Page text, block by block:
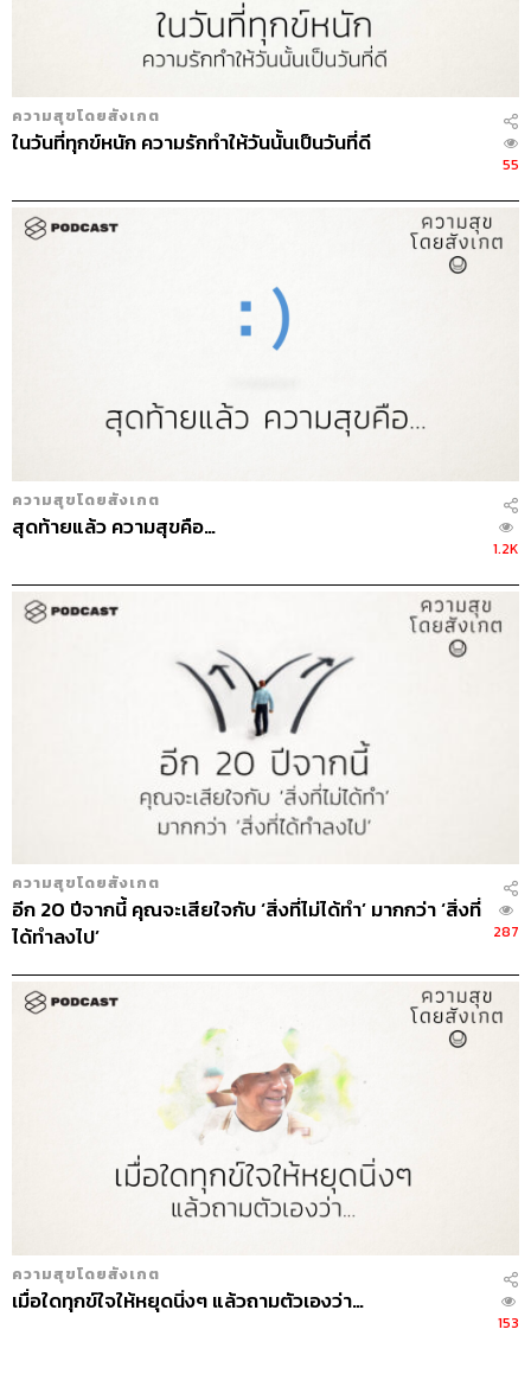
ความสุขโดยสังเกต
ในวันที่ทุกข์หนัก ความรักทำให้วันนั้นเป็นวันที่ดี
55
ความสุขโดยสังเกต
สุดท้ายแล้ว ความสุขคือ…
1.2K
ความสุขโดยสังเกต
อีก 20 ปีจากนี้ คุณจะเสียใจกับ ‘สิ่งที่ไม่ได้ทำ’ มากกว่า ‘สิ่งที่
ได้ทำลงไป’
287
ความสุขโดยสังเกต
เมื่อใดทุกข์ใจให้หยุดนิ่งๆ แล้วถามตัวเองว่า…
153